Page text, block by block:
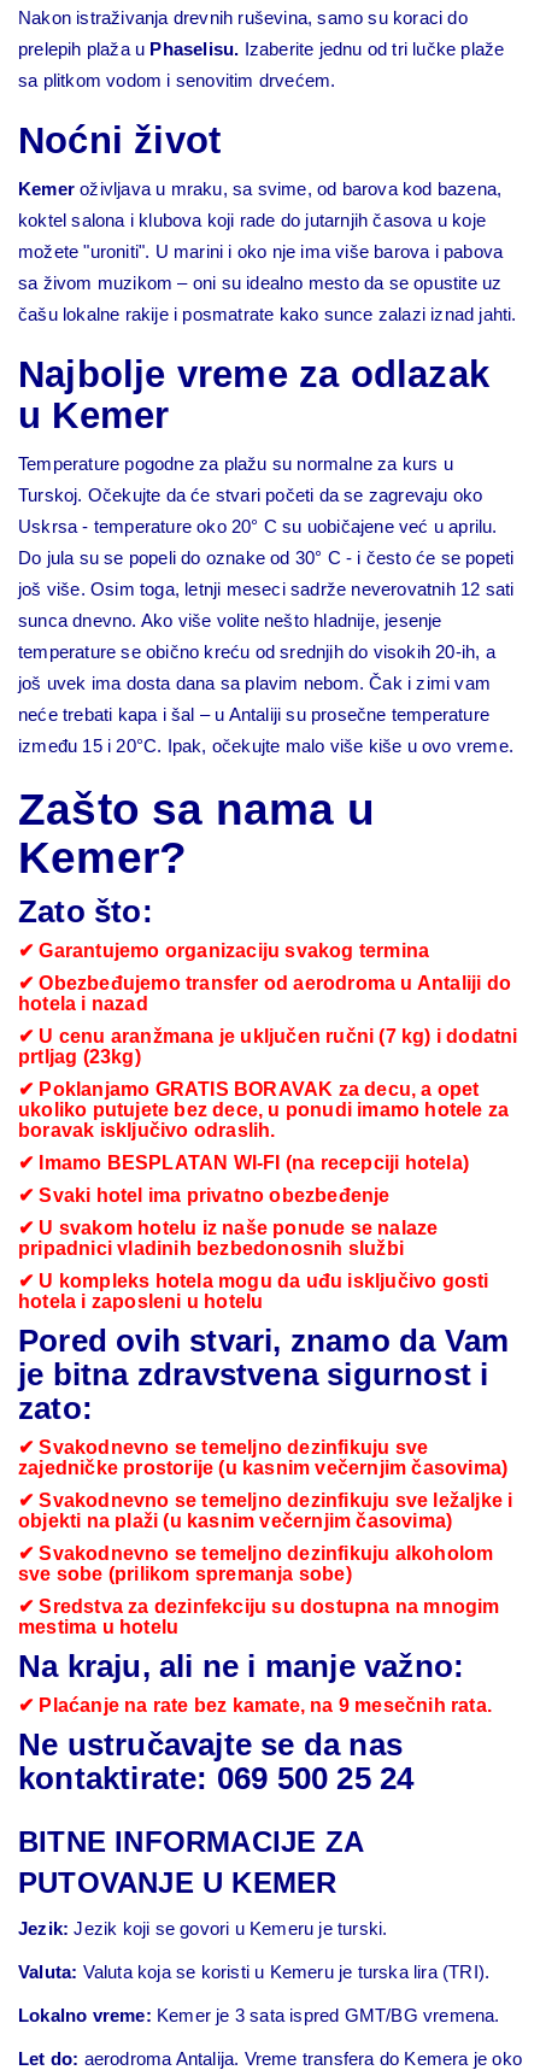
Nakon istraživanja drevnih ruševina, samo su koraci do
prelepih plaža u Phaselisu. Izaberite jednu od tri lučke plaže
sa plitkom vodom i senovitim drvećem.
Noćni život
Kemer oživljava u mraku, sa svime, od barova kod bazena,
koktel salona i klubova koji rade do jutarnjih časova u koje
možete "uroniti". U marini i oko nje ima više barova i pabova
sa živom muzikom – oni su idealno mesto da se opustite uz
čašu lokalne rakije i posmatrate kako sunce zalazi iznad jahti.
Najbolje vreme za odlazak
u Kemer
Temperature pogodne za plažu su normalne za kurs u
Turskoj. Očekujte da će stvari početi da se zagrevaju oko
Uskrsa - temperature oko 20° C su uobičajene već u aprilu.
Do jula su se popeli do oznake od 30° C - i često će se popeti
još više. Osim toga, letnji meseci sadrže neverovatnih 12 sati
sunca dnevno. Ako više volite nešto hladnije, jesenje
temperature se obično kreću od srednjih do visokih 20-ih, a
još uvek ima dosta dana sa plavim nebom. Čak i zimi vam
neće trebati kapa i šal – u Antaliji su prosečne temperature
između 15 i 20°C. Ipak, očekujte malo više kiše u ovo vreme.
Zašto sa nama u
Kemer?
Zato što:
✔ Garantujemo organizaciju svakog termina
✔ Obezbeđujemo transfer od aerodroma u Antaliji do
hotela i nazad
✔ U cenu aranžmana je uključen ručni (7 kg) i dodatni
prtljag (23kg)
✔ Poklanjamo GRATIS BORAVAK za decu, a opet
ukoliko putujete bez dece, u ponudi imamo hotele za
boravak isključivo odraslih.
✔ Imamo BESPLATAN WI-FI (na recepciji hotela)
✔ Svaki hotel ima privatno obezbeđenje
✔ U svakom hotelu iz naše ponude se nalaze
pripadnici vladinih bezbedonosnih službi
✔ U kompleks hotela mogu da uđu isključivo gosti
hotela i zaposleni u hotelu
Pored ovih stvari, znamo da Vam
je bitna zdravstvena sigurnost i
zato:
✔ Svakodnevno se temeljno dezinfikuju sve
zajedničke prostorije (u kasnim večernjim časovima)
✔ Svakodnevno se temeljno dezinfikuju sve ležaljke i
objekti na plaži (u kasnim večernjim časovima)
✔ Svakodnevno se temeljno dezinfikuju alkoholom
sve sobe (prilikom spremanja sobe)
✔ Sredstva za dezinfekciju su dostupna na mnogim
mestima u hotelu
Na kraju, ali ne i manje važno:
✔ Plaćanje na rate bez kamate, na 9 mesečnih rata.
Ne ustručavajte se da nas
kontaktirate: 069 500 25 24
BITNE INFORMACIJE ZA
PUTOVANJE U KEMER
Jezik: Jezik koji se govori u Kemeru je turski.
Valuta: Valuta koja se koristi u Kemeru je turska lira (TRI).
Lokalno vreme: Kemer je 3 sata ispred GMT/BG vremena.
Let do: aerodroma Antalija. Vreme transfera do Kemera je oko